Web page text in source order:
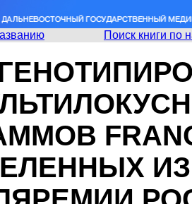
Поиск книги по